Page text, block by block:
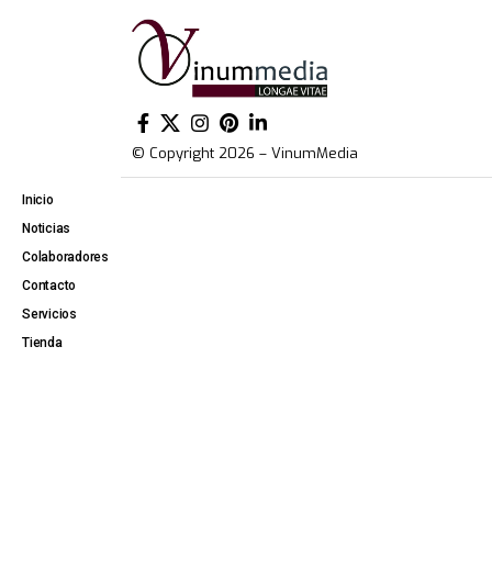
© Copyright 2026 – VinumMedia
Inicio
Noticias
Colaboradores
Contacto
Servicios
Tienda